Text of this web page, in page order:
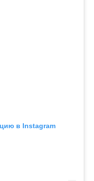
в Instagram